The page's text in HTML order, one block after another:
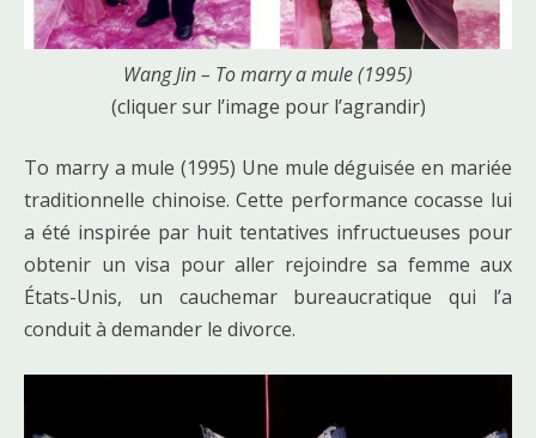
Wang Jin – To marry a mule (1995)
(cliquer sur l’image pour l’agrandir)
To marry a mule (1995) Une mule déguisée en mariée
traditionnelle chinoise. Cette performance cocasse lui
a été inspirée par huit tentatives infructueuses pour
obtenir un visa pour aller rejoindre sa femme aux
États-Unis, un cauchemar bureaucratique qui l’a
conduit à demander le divorce.